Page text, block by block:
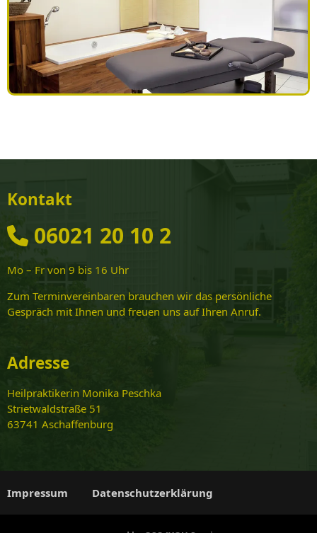
Kontakt
06021 20 10 2
Mo – Fr von 9 bis 16 Uhr
Zum Terminvereinbaren brauchen wir das persönliche
Gespräch mit Ihnen und freuen uns auf Ihren Anruf.
Adresse
Heilpraktikerin Monika Peschka
Strietwaldstraße 51
63741 Aschaffenburg
Impressum Datenschutzerklärung